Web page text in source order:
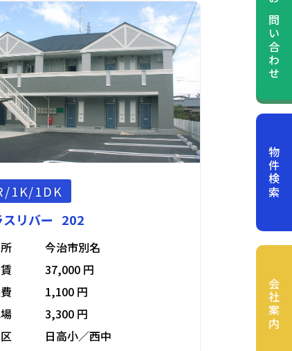
1K/1DK
スリバー 202
今治市別名
37,000 円
1,100 円
3,300 円
日高小／西中
お問い合わせ
物件検索
会社案内